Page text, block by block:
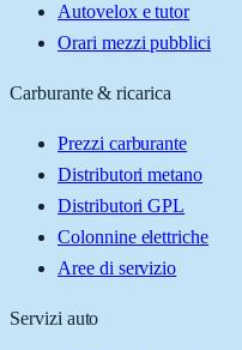
Autovelox e tutor
Orari mezzi pubblici
Carburante & ricarica
Prezzi carburante
Distributori metano
Distributori GPL
Colonnine elettriche
Aree di servizio
Servizi auto